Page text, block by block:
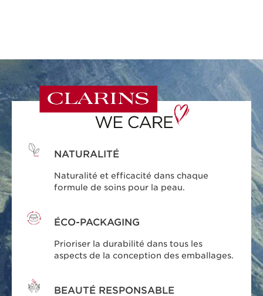
NATURALITÉ
Naturalité et efficacité dans chaque
formule de soins pour la peau.
ÉCO-PACKAGING
Prioriser la durabilité dans tous les
aspects de la conception des emballages.
BEAUTÉ RESPONSABLE